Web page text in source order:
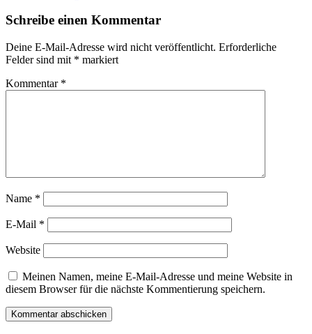
Schreibe einen Kommentar
Deine E-Mail-Adresse wird nicht veröffentlicht. Erforderliche
Felder sind mit * markiert
Kommentar *
Name *
E-Mail *
Website
Meinen Namen, meine E-Mail-Adresse und meine Website in
diesem Browser für die nächste Kommentierung speichern.